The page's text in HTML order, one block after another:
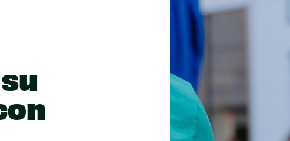
Fondos
Otras